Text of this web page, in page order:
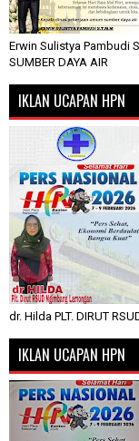
Erwin Sulistya Pambudi
SUMBER DAYA AIR
IKLAN UCAPAN HPN
dr. Hilda PLT. DIRUT
IKLAN UCAPAN HPN